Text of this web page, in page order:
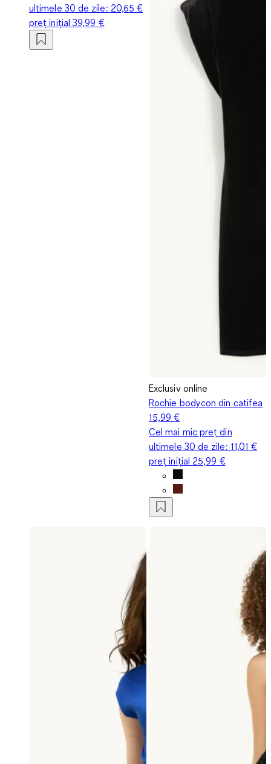
ultimele 30 de zile: 20,65 €
preț inițial39,99 €
Exclusiv online
Rochie bodycon din catifea
15,99 €
Cel mai mic preț din
ultimele 30 de zile: 11,01 €
preț inițial 25,99 €